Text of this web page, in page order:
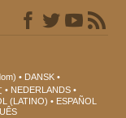
DANSK
NEDERLANDS
(LATINO)
ESPAÑOL